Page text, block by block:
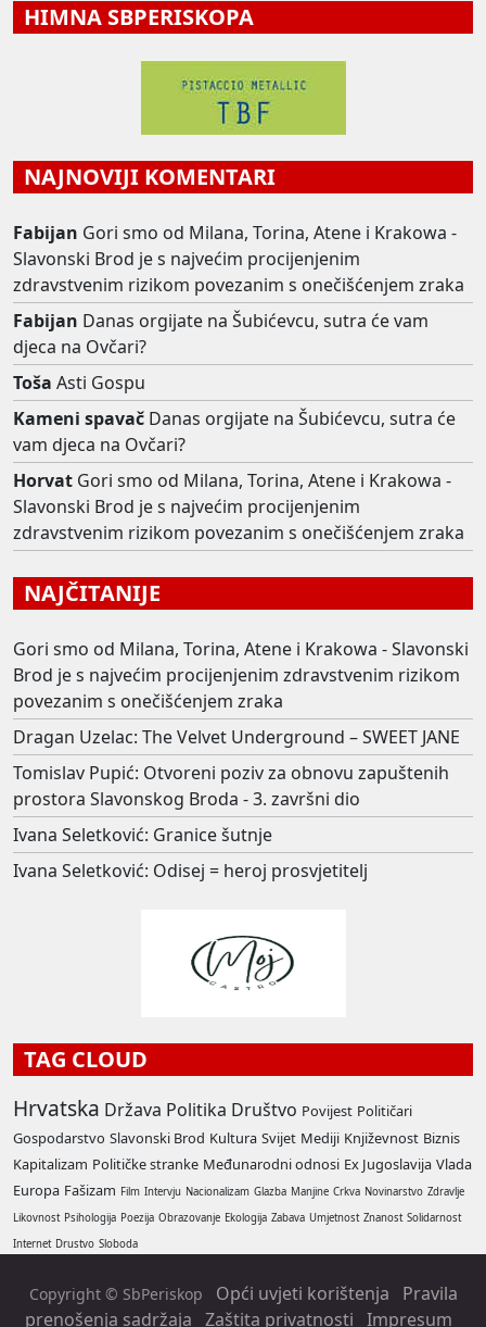
HIMNA SBPERISKOPA
NAJNOVIJI KOMENTARI
Fabijan Gori smo od Milana, Torina, Atene i Krakowa -
Slavonski Brod je s najvećim procijenjenim
zdravstvenim rizikom povezanim s onečišćenjem zraka
Fabijan Danas orgijate na Šubićevcu, sutra će vam
djeca na Ovčari?
Toša Asti Gospu
Kameni spavač Danas orgijate na Šubićevcu, sutra će
vam djeca na Ovčari?
Horvat Gori smo od Milana, Torina, Atene i Krakowa -
Slavonski Brod je s najvećim procijenjenim
zdravstvenim rizikom povezanim s onečišćenjem zraka
NAJČITANIJE
Gori smo od Milana, Torina, Atene i Krakowa - Slavonski
Brod je s najvećim procijenjenim zdravstvenim rizikom
povezanim s onečišćenjem zraka
Dragan Uzelac: The Velvet Underground – SWEET JANE
Tomislav Pupić: Otvoreni poziv za obnovu zapuštenih
prostora Slavonskog Broda - 3. završni dio
Ivana Seletković: Granice šutnje
Ivana Seletković: Odisej = heroj prosvjetitelj
TAG CLOUD
Hrvatska Država Politika Društvo Povijest Političari
Gospodarstvo Slavonski Brod Kultura Svijet Mediji Književnost Biznis
Kapitalizam Političke stranke Međunarodni odnosi Ex Jugoslavija Vlada
Europa Fašizam Film Intervju Nacionalizam Glazba Manjine Crkva Novinarstvo Zdravlje
Likovnost Psihologija Poezija Obrazovanje Ekologija Zabava Umjetnost Znanost Solidarnost
Internet Drustvo Sloboda
Copyright © SbPeriskop Opći uvjeti korištenja
Pravila
prenošenja sadržaja Zaštita privatnosti Impresum